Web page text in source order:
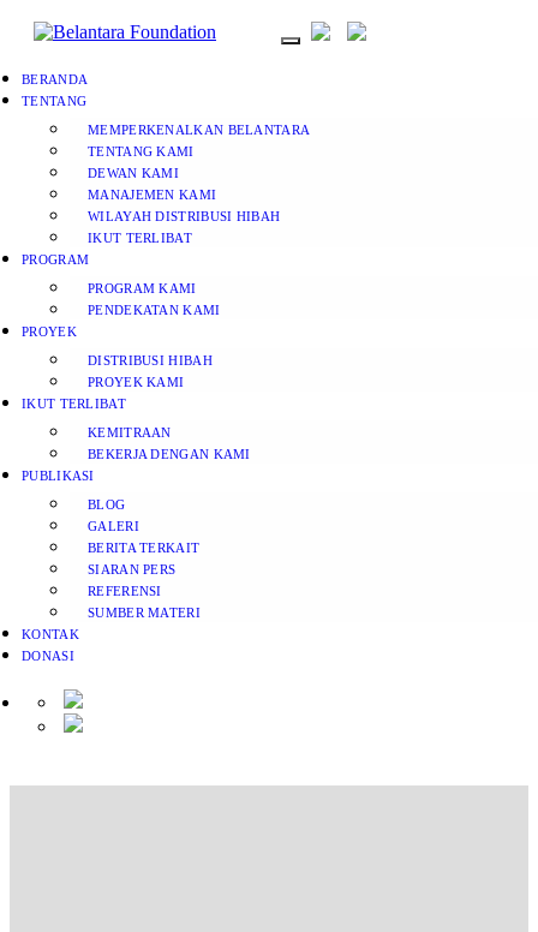
BERANDA
TENTANG
MEMPERKENALKAN BELANTARA
TENTANG KAMI
DEWAN KAMI
MANAJEMEN KAMI
WILAYAH DISTRIBUSI HIBAH
IKUT TERLIBAT
PROGRAM
PROGRAM KAMI
PENDEKATAN KAMI
PROYEK
DISTRIBUSI HIBAH
PROYEK KAMI
IKUT TERLIBAT
KEMITRAAN
BEKERJA DENGAN KAMI
PUBLIKASI
BLOG
GALERI
BERITA TERKAIT
SIARAN PERS
REFERENSI
SUMBER MATERI
KONTAK
DONASI